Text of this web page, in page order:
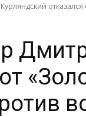
отказался